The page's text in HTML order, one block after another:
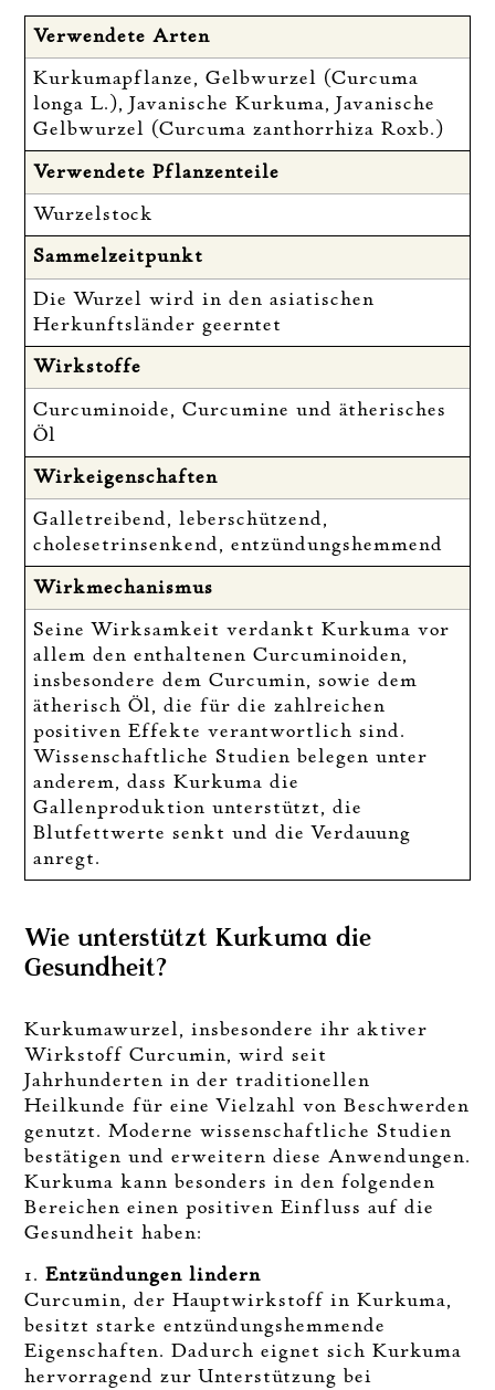
Verwendete Arten
Kurkumapflanze, Gelbwurzel (Curcuma
longa L.), Javanische Kurkuma, Javanische
Gelbwurzel (Curcuma zanthorrhiza Roxb.)
Verwendete Pflanzenteile
Wurzelstock
Sammelzeitpunkt
Die Wurzel wird in den asiatischen
Herkunftsländer geerntet
Wirkstoffe
Curcuminoide, Curcumine und ätherisches
Öl
Wirkeigenschaften
Galletreibend, leberschützend,
cholesetrinsenkend, entzündungshemmend
Wirkmechanismus
Seine Wirksamkeit verdankt Kurkuma vor
allem den enthaltenen Curcuminoiden,
insbesondere dem Curcumin, sowie dem
ätherisch Öl, die für die zahlreichen
positiven Effekte verantwortlich sind.
Wissenschaftliche Studien belegen unter
anderem, dass Kurkuma die
Gallenproduktion unterstützt, die
Blutfettwerte senkt und die Verdauung
anregt.
Wie unterstützt Kurkuma die
Gesundheit?
Kurkumawurzel, insbesondere ihr aktiver
Wirkstoff Curcumin, wird seit
Jahrhunderten in der traditionellen
Heilkunde für eine Vielzahl von Beschwerden
genutzt. Moderne wissenschaftliche Studien
bestätigen und erweitern diese Anwendungen.
Kurkuma kann besonders in den folgenden
Bereichen einen positiven Einfluss auf die
Gesundheit haben:
1. Entzündungen lindern
Curcumin, der Hauptwirkstoff in Kurkuma,
besitzt starke entzündungshemmende
Eigenschaften. Dadurch eignet sich Kurkuma
hervorragend zur Unterstützung bei